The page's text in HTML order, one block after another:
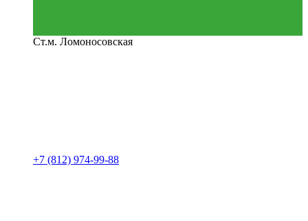
Ст.м. Ломоносовская
+7 (812) 974-99-88